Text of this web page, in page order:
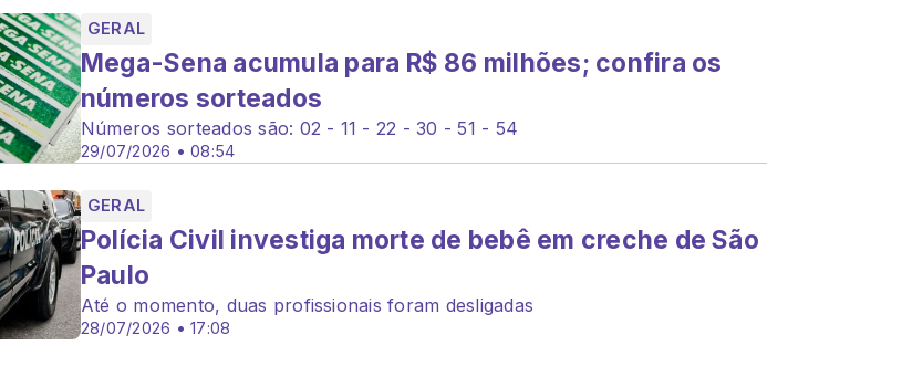
GERAL
29/07/2026 • 08:54
Mega-Sena acumula para R$ 86 milhões; confira os
números sorteados
Números sorteados são: 02 - 11 - 22 - 30 - 51 - 54
GERAL
28/07/2026 • 17:08
Polícia Civil investiga morte de bebê em creche de São
Paulo
Até o momento, duas profissionais foram desligadas